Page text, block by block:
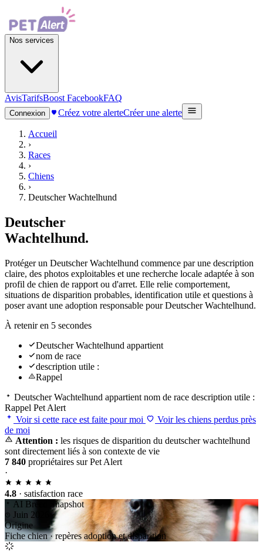
Nos services
AvisTarifsBoost FacebookFAQ
Connexion Créez votre alerteCréer une alerte
Accueil
›
Races
›
Chiens
›
Deutscher Wachtelhund
Deutscher
Wachtelhund.
Protéger un Deutscher Wachtelhund commence par une description
claire, des photos exploitables et une recherche locale adaptée à son
profil de chien de rapport ou d'arret. Elle relie comportement,
situations de disparition probables, identification utile et questions à
poser avant une adoption responsable pour Deutscher Wachtelhund.
À retenir en 5 secondes
Deutscher Wachtelhund appartient
nom de race
description utile :
Rappel
Deutscher Wachtelhund appartient nom de race description utile :
Rappel Pet Alert
Voir si cette race est faite pour moi
Voir les chiens perdus près
de moi
Attention : les risques de disparition du deutscher wachtelhund
sont directement liés à son contexte de vie
7 840 propriétaires sur Pet Alert
·
4.8 · satisfaction race
AI Breed Snapshot
Juin 2026
Origine
Fiche chien · repères adoption et disparition